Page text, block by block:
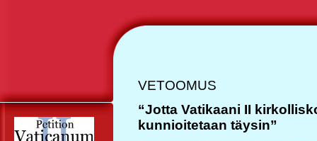
VETOOMUS
“Jotta Vatikaani II
kunnioitetaan täysin”